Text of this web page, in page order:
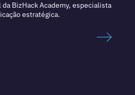
BizHack Academy, especialista
estratégica.